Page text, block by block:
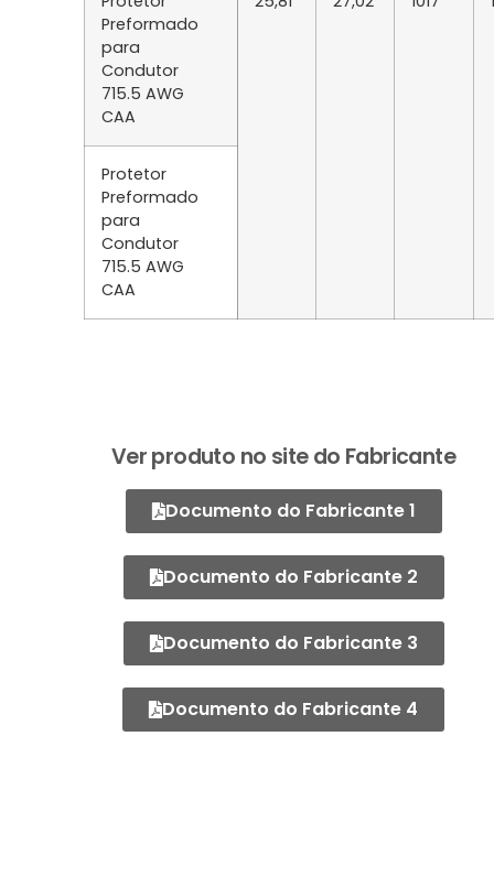
Preformado
para
Condutor
715.5 AWG
CAA
Protetor
Preformado
para
Condutor
715.5 AWG
CAA
Ver produto no site do Fabricante
Documento do Fabricante 1
Documento do Fabricante 2
Documento do Fabricante 3
Documento do Fabricante 4